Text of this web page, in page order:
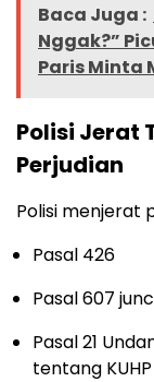
Baca Juga :
Nggak?”
Paris Minta
Polisi Jerat
Perjudian
Polisi menjerat
Pasal 426
Pasal 607
Pasal 21
tentang KUHP